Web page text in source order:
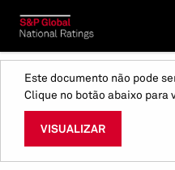
Este documento não pode
Clique no botão abaixo para
VISUALIZAR